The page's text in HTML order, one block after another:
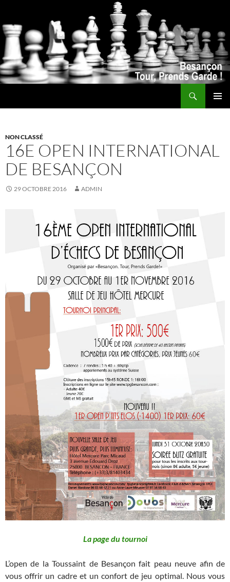
NON CLASSÉ
16E OPEN INTERNATIONAL
DE BESANÇON
29 OCTOBRE 2016 ADMIN
La page du tournoi
L’open de la Toussaint de Besançon fait peau neuve afin de
vous offrir un cadre et un confort de jeu optimal. Nous vous